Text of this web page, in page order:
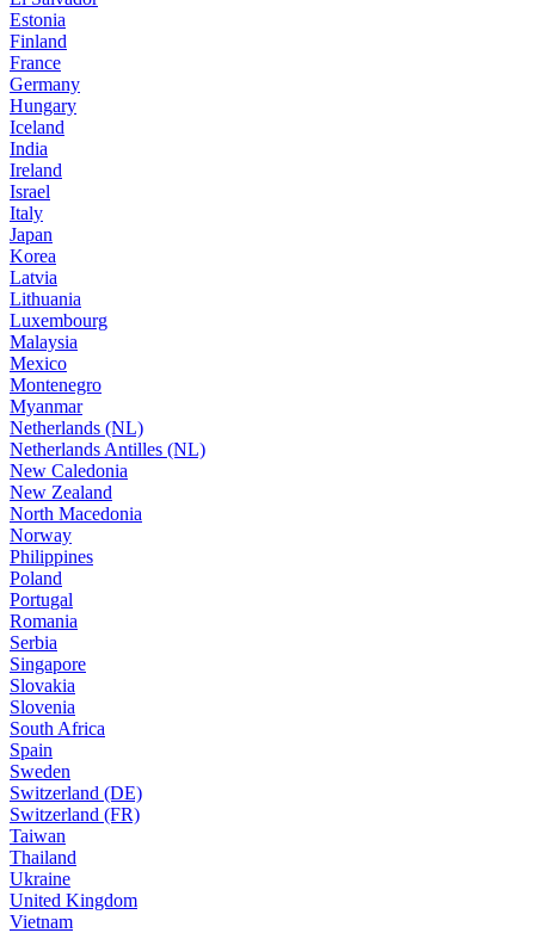
Estonia
Finland
France
Germany
Hungary
Iceland
India
Ireland
Israel
Italy
Japan
Korea
Latvia
Lithuania
Luxembourg
Malaysia
Mexico
Montenegro
Myanmar
Netherlands (NL)
Netherlands Antilles (NL)
New Caledonia
New Zealand
North Macedonia
Norway
Philippines
Poland
Portugal
Romania
Serbia
Singapore
Slovakia
Slovenia
South Africa
Spain
Sweden
Switzerland (DE)
Switzerland (FR)
Taiwan
Thailand
Ukraine
United Kingdom
Vietnam